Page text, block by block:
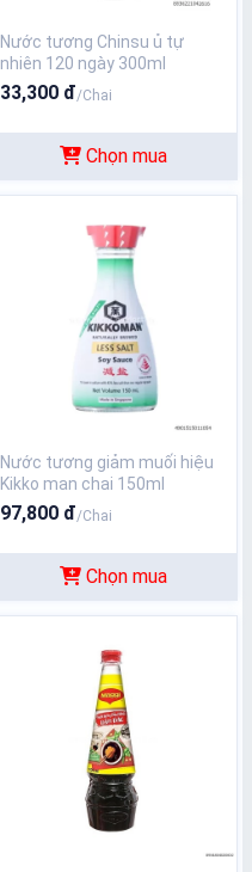
Nước tương Chinsu ủ tự
nhiên 120 ngày 300ml
33,300 đ/Chai
Chọn mua
Nước tương giảm muối hiệu
Kikko man chai 150ml
97,800 đ/Chai
Chọn mua